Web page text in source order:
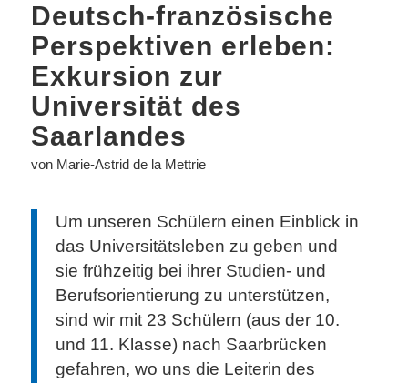
Deutsch-französische
Perspektiven erleben:
Exkursion zur
Universität des
Saarlandes
von Marie-Astrid de la Mettrie
Um unseren Schülern einen Einblick in
das Universitätsleben zu geben und
sie frühzeitig bei ihrer Studien- und
Berufsorientierung zu unterstützen,
sind wir mit 23 Schülern (aus der 10.
und 11. Klasse) nach Saarbrücken
gefahren, wo uns die Leiterin des